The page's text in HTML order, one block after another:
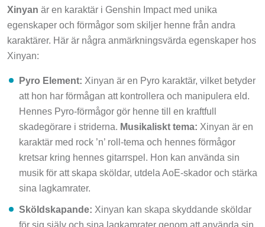
Xinyan är en karaktär i Genshin Impact med unika
egenskaper och förmågor som skiljer henne från andra
karaktärer. Här är några anmärkningsvärda egenskaper hos
Xinyan:
Pyro Element: Xinyan är en Pyro karaktär, vilket betyder
att hon har förmågan att kontrollera och manipulera eld.
Hennes Pyro-förmågor gör henne till en kraftfull
skadegörare i striderna. Musikaliskt tema: Xinyan är en
karaktär med rock ’n’ roll-tema och hennes förmågor
kretsar kring hennes gitarrspel. Hon kan använda sin
musik för att skapa sköldar, utdela AoE-skador och stärka
sina lagkamrater.
Sköldskapande: Xinyan kan skapa skyddande sköldar
för sig själv och sina lagkamrater genom att använda sin